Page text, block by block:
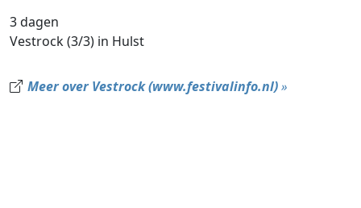
3 dagen
Vestrock (3/3) in Hulst
Meer over Vestrock (www.festivalinfo.nl)»